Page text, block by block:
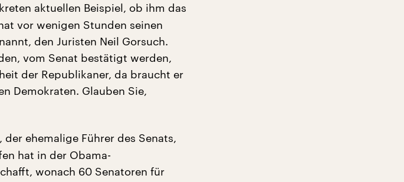
aktuellen Beispiel, ob ihm das
vor wenigen Stunden seinen
den Juristen Neil Gorsuch.
vom Senat bestätigt werden,
der Republikaner, da braucht er
Demokraten. Glauben Sie,
ehemalige Führer des Senats,
hat in der Obama-
wonach 60 Senatoren für